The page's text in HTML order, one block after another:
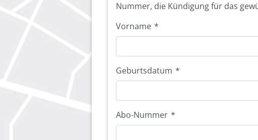
Nummer, die Kündigung für das
Vorname *
Geburtsdatum *
Abo-Nummer *